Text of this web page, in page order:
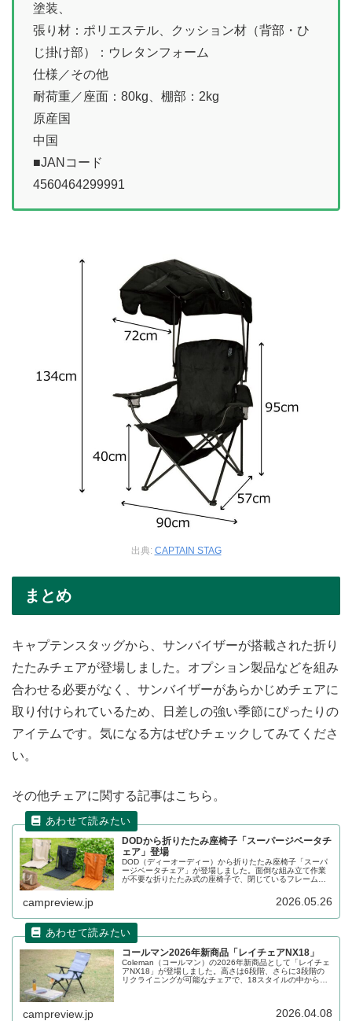
塗装、
張り材：ポリエステル、クッション材（背部・ひ
じ掛け部）：ウレタンフォーム
仕様／その他
耐荷重／座面：80kg、棚部：2kg
原産国
中国
■JANコード
4560464299991
出典: CAPTAIN STAG
まとめ
キャプテンスタッグから、サンバイザーが搭載された折り
たたみチェアが登場しました。オプション製品などを組み
合わせる必要がなく、サンバイザーがあらかじめチェアに
取り付けられているため、日差しの強い季節にぴったりの
アイテムです。気になる方はぜひチェックしてみてくださ
い。
その他チェアに関する記事はこちら。
DODから折りたたみ座椅子「スーパージベータチ
ェア」登場
DOD（ディーオーディー）から折りたたみ座椅子「スーパ
ージベータチェア」が登場しました。面倒な組み立て作業
が不要な折りたたみ式の座椅子で、閉じているフレームを
面と座面の生地に断熱シートが入っており、背中やおしり
の冷えを軽減します。詳細をレビューします。
campreview.jp 2026.05.26
コールマン2026年新商品「レイチェアNX18」
Coleman（コールマン）の2026年新商品として「レイチェ
アNX18」が登場しました。高さは6段階、さらに3段階の
リクライニングが可能なチェアで、18スタイルの中から自
campreview.jp 2026.04.08